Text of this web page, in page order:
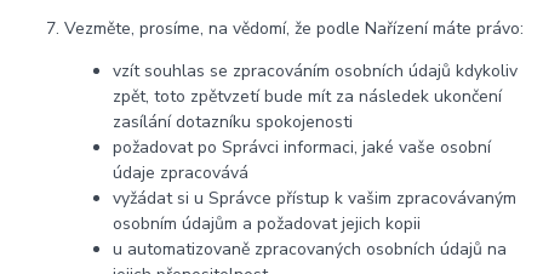
Vezměte, prosíme, na vědomí, že podle Nařízení máte právo:
vzít souhlas se zpracováním osobních údajů kdykoliv
zpět, toto zpětvzetí bude mít za následek ukončení
zasílání dotazníku spokojenosti
požadovat po Správci informaci, jaké vaše osobní
údaje zpracovává
vyžádat si u Správce přístup k vašim zpracovávaným
osobním údajům a požadovat jejich kopii
u automatizovaně zpracovaných osobních údajů na